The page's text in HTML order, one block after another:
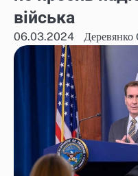
війська
06.03.2024 Деревянко